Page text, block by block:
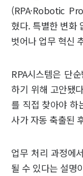
(RPA·Robotic
혔다. 특별한 변화
벗어나 업무 혁신
RPA시스템은 단
하기 위해 고안됐
를 직접 찾아야 하
사가 자동 축출된
업무 처리 과정에
될 수 있다는 설명